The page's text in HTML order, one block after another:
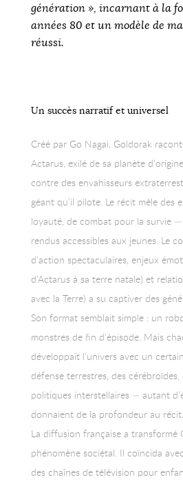
génération », incarnant à la
années 80 et un modèle de
réussi.
Un succès narratif et universel
Créé par Go Nagai, Goldorak
Actarus, exilé de sa planète
contre des envahisseurs
géant qu’il pilote. Le récit mêle des
loyauté, de combat pour la survie —
rendus accessibles aux jeunes. Le
d’action spectaculaires, enjeux
d’Actarus à sa terre natale) et
avec la Terre) a su captiver des
Son format semblait simple : un
monstres de fin d’épisode. Mais
développait l’univers avec un
défense terrestres, des cérébroïdes,
politiques interstellaires — autant
donnaient de la profondeur au récit.
La diffusion française a transformé
phénomène sociétal. Il coïncida
des chaînes de télévision pour